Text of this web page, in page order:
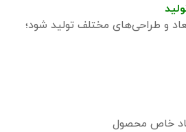
و طراحی‌های مختلف تولید شود؛
خاص محصول